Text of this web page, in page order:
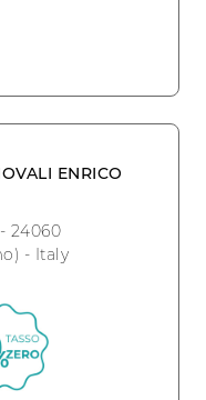
ENRICO
24060
- Italy